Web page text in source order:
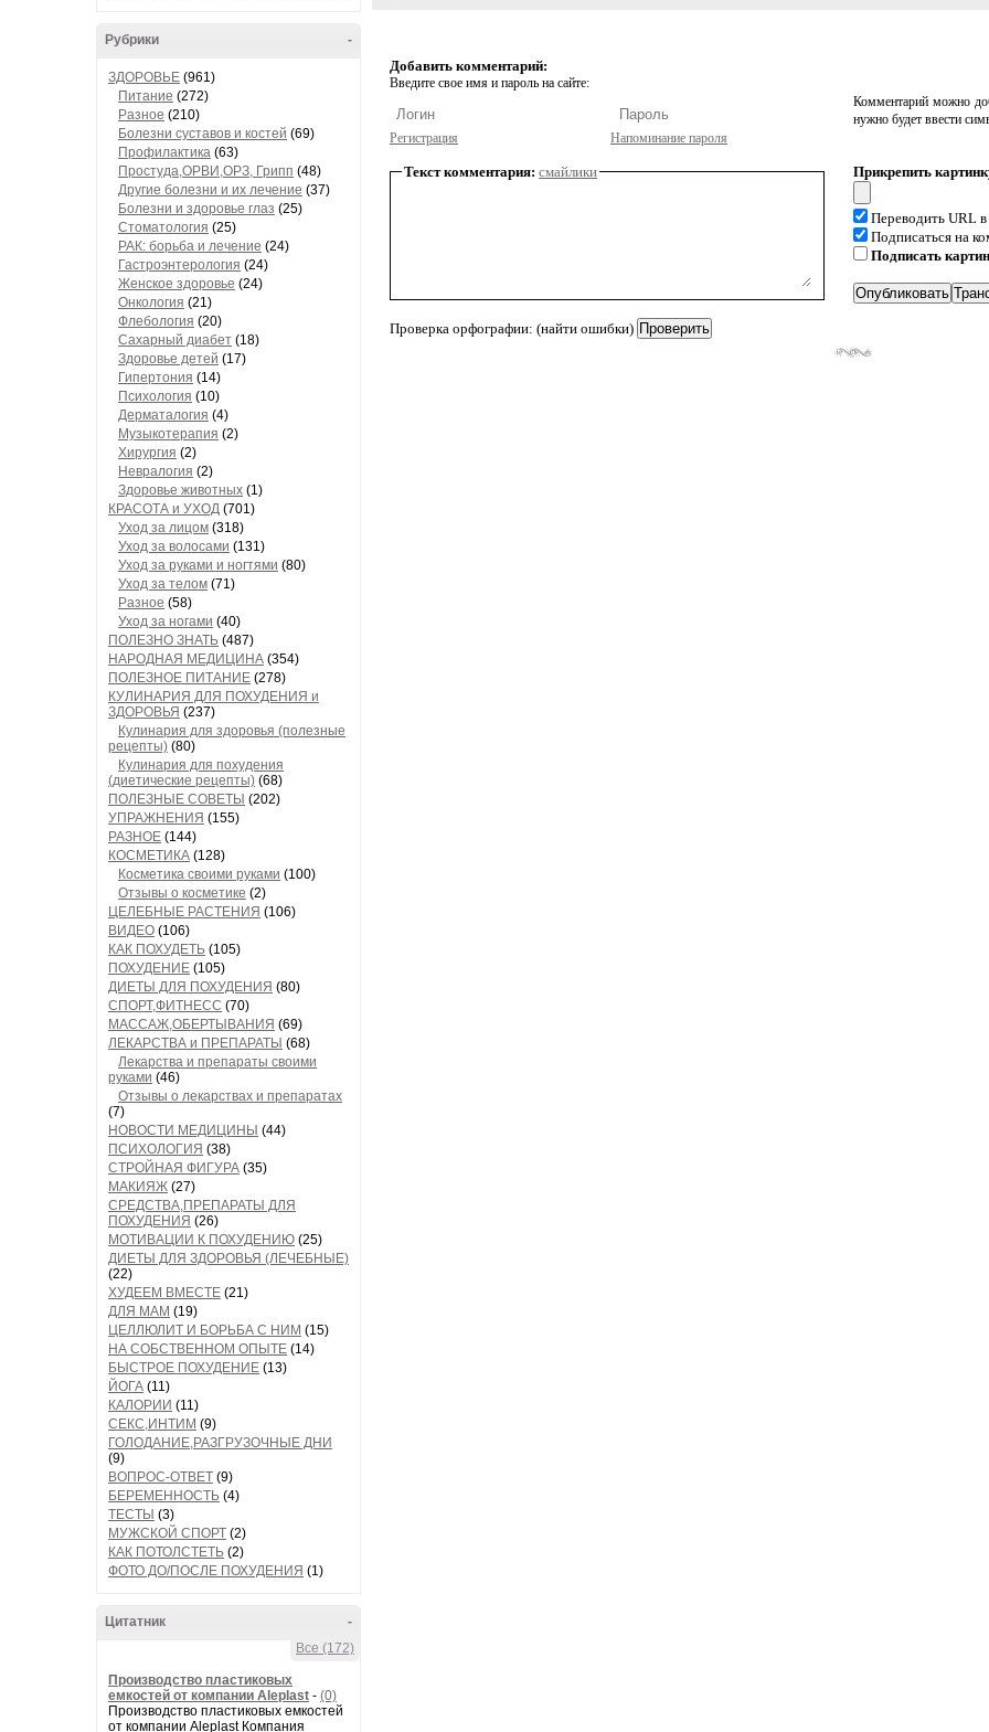
-
Рубрики
ЗДОРОВЬЕ (961)
Питание (272)
Разное (210)
Болезни суставов и костей (69)
Профилактика (63)
Простуда,ОРВИ,ОРЗ, Грипп (48)
Другие болезни и их лечение (37)
Болезни и здоровье глаз (25)
Стоматология (25)
РАК: борьба и лечение (24)
Гастроэнтерология (24)
Женское здоровье (24)
Онкология (21)
Флебология (20)
Сахарный диабет (18)
Здоровье детей (17)
Гипертония (14)
Психология (10)
Дерматалогия (4)
Музыкотерапия (2)
Хирургия (2)
Невралогия (2)
Здоровье животных (1)
КРАСОТА и УХОД (701)
Уход за лицом (318)
Уход за волосами (131)
Уход за руками и ногтями (80)
Уход за телом (71)
Разное (58)
Уход за ногами (40)
ПОЛЕЗНО ЗНАТЬ (487)
НАРОДНАЯ МЕДИЦИНА (354)
ПОЛЕЗНОЕ ПИТАНИЕ (278)
КУЛИНАРИЯ ДЛЯ ПОХУДЕНИЯ и
ЗДОРОВЬЯ (237)
Кулинария для здоровья (полезные
рецепты) (80)
Кулинария для похудения
(диетические рецепты) (68)
ПОЛЕЗНЫЕ СОВЕТЫ (202)
УПРАЖНЕНИЯ (155)
РАЗНОЕ (144)
КОСМЕТИКА (128)
Косметика своими руками (100)
Отзывы о косметике (2)
ЦЕЛЕБНЫЕ РАСТЕНИЯ (106)
ВИДЕО (106)
КАК ПОХУДЕТЬ (105)
ПОХУДЕНИЕ (105)
ДИЕТЫ ДЛЯ ПОХУДЕНИЯ (80)
СПОРТ,ФИТНЕСС (70)
МАССАЖ,ОБЕРТЫВАНИЯ (69)
ЛЕКАРСТВА и ПРЕПАРАТЫ (68)
Лекарства и препараты своими
руками (46)
Отзывы о лекарствах и препаратах
(7)
НОВОСТИ МЕДИЦИНЫ (44)
ПСИХОЛОГИЯ (38)
СТРОЙНАЯ ФИГУРА (35)
МАКИЯЖ (27)
СРЕДСТВА,ПРЕПАРАТЫ ДЛЯ
ПОХУДЕНИЯ (26)
МОТИВАЦИИ К ПОХУДЕНИЮ (25)
ДИЕТЫ ДЛЯ ЗДОРОВЬЯ (ЛЕЧЕБНЫЕ)
(22)
ХУДЕЕМ ВМЕСТЕ (21)
ДЛЯ МАМ (19)
ЦЕЛЛЮЛИТ И БОРЬБА С НИМ (15)
НА СОБСТВЕННОМ ОПЫТЕ (14)
БЫСТРОЕ ПОХУДЕНИЕ (13)
ЙОГА (11)
КАЛОРИИ (11)
СЕКС,ИНТИМ (9)
ГОЛОДАНИЕ,РАЗГРУЗОЧНЫЕ ДНИ
(9)
ВОПРОС-ОТВЕТ (9)
БЕРЕМЕННОСТЬ (4)
ТЕСТЫ (3)
МУЖСКОЙ СПОРТ (2)
КАК ПОТОЛСТЕТЬ (2)
ФОТО ДО/ПОСЛЕ ПОХУДЕНИЯ (1)
-
Цитатник
Все (172)
Производство пластиковых
емкостей от компании Aleplast - (0)
Производство пластиковых емкостей
от компании Aleplast Компания
Добавить комментарий:
Введите свое имя и пароль на сайте:
Регистрация Напоминание пароля
Комментарий можно
нужно будет ввести
Текст комментария: смайлики
Проверка орфографии: (найти ошибки)
Прикрепить
Переводить URL
Подписаться на
Подписать